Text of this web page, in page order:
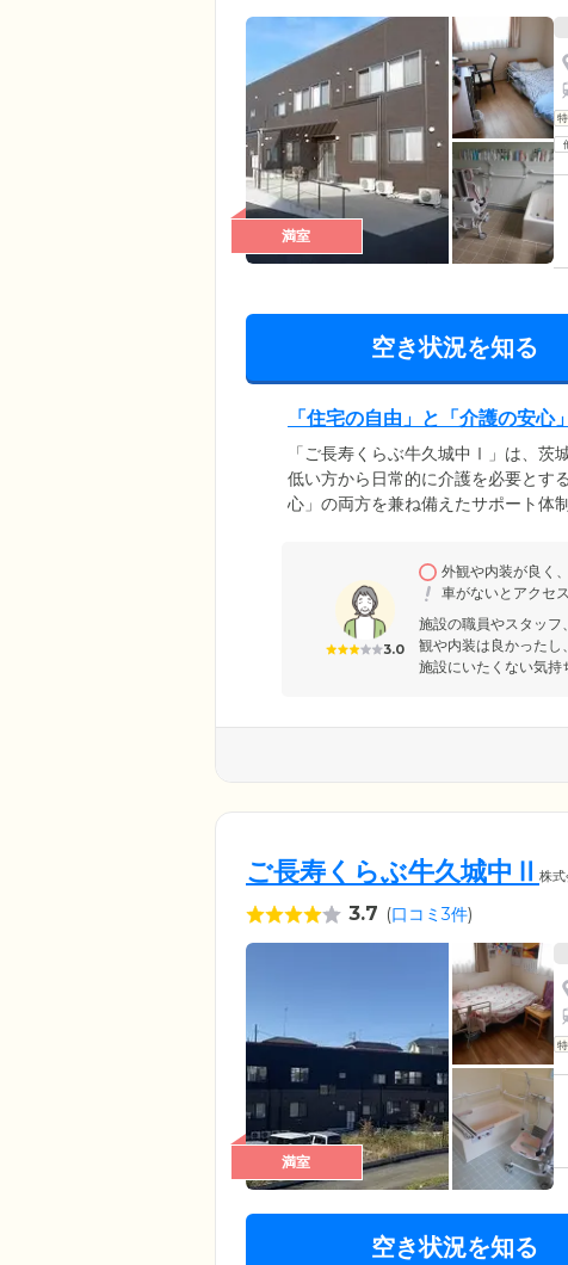
満室
空き状況を知る
「住宅の自由」と「介護の安心
「ご長寿くらぶ牛久城中Ⅰ」は、茨
低い方から日常的に介護を必要とす
心」の両方を兼ね備えたサポート体
交流を楽しんだり、ヘルパーと一緒
護度に応じて、お好きなサービスを
3.0
外観や内装が良く
車がないとアクセ
施設の職員やスタッフ
観や内装は良かったし
施設にいたくない気持
ご長寿くらぶ牛久城中Ⅱ 株
3.7 (口コミ3件)
満室
空き状況を知る